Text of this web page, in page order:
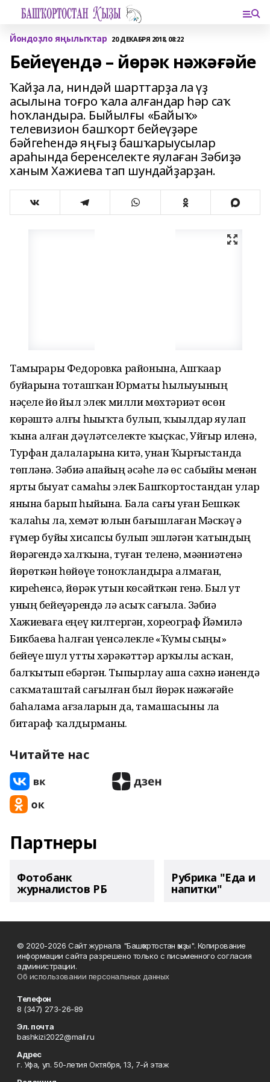
Йондоҙло яңылыҡтар 20 ДЕКАБРЯ 2018, 08:22
Бейеүендә – йөрәк нәжәғәйе
Ҡайҙа ла, ниндәй шарттарҙа ла үҙ
асылына тоғро ҡала алғандар һәр саҡ
һоҡландыра. Быйылғы «Байыҡ»
телевизион башҡорт бейеүҙәре
бәйгеһендә яңғыҙ башҡарыусылар
араһында беренселекте яулаған Зәбиҙә
ханым Хажиева тап шундайҙарҙан.
Тамырҙары Федоровка районына, Ашҡаҙар
буйҙарына тоташҡан Юрматы һылыуының
нәҫеле йөҙ йыл элек милли мөхтәриәт өсөн
көрәштә алғы һыҙыҡта булып, ҡыҙылдар яулап
ҡына алған дәүләтселекте ҡыҫҡас, Уйғыр иленә,
Турфан далаларына китә, унан Ҡырғыҙстанда
төпләнә. Зәбиҙә апайҙың әсәһе лә өс сабыйы менән
ярты быуат самаһы элек Башҡортостандан улар
янына барып һыйына. Бала сағы уҙған Бешкәк
ҡалаһы ла, хеҙмәт юлын бағышлаған Мәскәү ҙә
ғүмер буйы хисапсы булып эшләгән ҡатындың
йөрәгендә халҡына, туған теленә, мәҙәниәтенә
йөрөткән һөйөүҙе тоноҡландыра алмаған,
киреһенсә, йөрәк утын көсәйткән генә. Был ут
уның бейеүҙәрендә лә асыҡ сағыла. Зәбиҙә
Хажиеваға еңеү килтергән, хореограф Йәмилә
Бикбаева һалған үҙенсәлекле «Ҡумыҙ сыңы»
бейеүе шул утты хәрәкәттәр арҡылы асҡан,
балҡытып ебәргән. Тыпырлау аша сәхнә иҙәнендә
саҡматаштай сағылған был йөрәк нәжәғәйе
баһалама ағзаларын да, тамашасыны ла
битараф ҡалдырманы.
Читайте нас
Партнеры
Фотобанк
журналистов РБ
Рубрика "Еда и
напитки"
© 2020-2026 Сайт журнала "Башҡортостан ҡыҙы". Копирование
информации сайта разрешено только с письменного согласия
администрации.
Об использовании персональных данных
Телефон
8 (347) 273-26-89
Эл. почта
bashkizi2022@mail.ru
Адрес
г. Уфа, ул. 50-летия Октября, 13, 7-й этаж